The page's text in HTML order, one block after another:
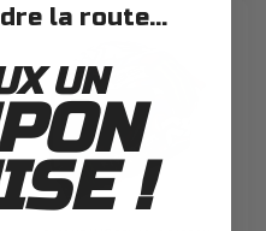
la route...
UN
!